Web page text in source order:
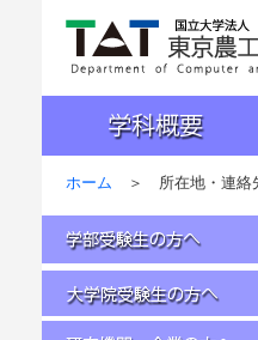
国立大学法人 東京
ホーム ＞ 所在地・連絡
学部受験生の方へ
大学院受験生の方へ